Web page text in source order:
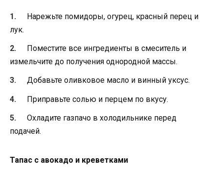
Нарежьте помидоры, огурец, красный перец и
лук.
Поместите все ингредиенты в смеситель и
измельчите до получения однородной массы.
Добавьте оливковое масло и винный уксус.
Приправьте солью и перцем по вкусу.
Охладите газпачо в холодильнике перед
подачей.
Тапас с авокадо и креветками